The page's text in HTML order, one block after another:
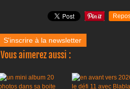
S'inscrire à la newsletter
Vous aimerez aussi :